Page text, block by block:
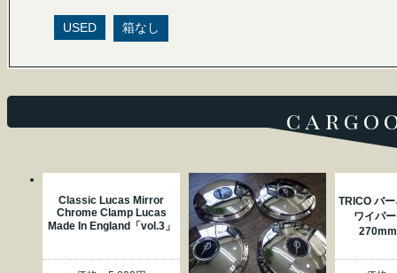
USED 箱なし
Classic Lucas Mirror
Chrome Clamp Lucas
Made In England「vol.3」
TRICO バ
ワイパ